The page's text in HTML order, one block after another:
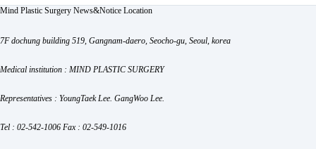
Mind Plastic Surgery News&Notice Location
7F dochung building 519, Gangnam-daero, Seocho-gu, Seoul, korea
Medical institution : MIND PLASTIC SURGERY
Representatives : YoungTaek Lee. GangWoo Lee.
Tel : 02-542-1006 Fax : 02-549-1016